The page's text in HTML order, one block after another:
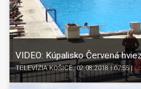
VIDEO: Kúpalisko Červená
TELEVÍZIA KOŠICE, 02.08.2018 | 07:55 |